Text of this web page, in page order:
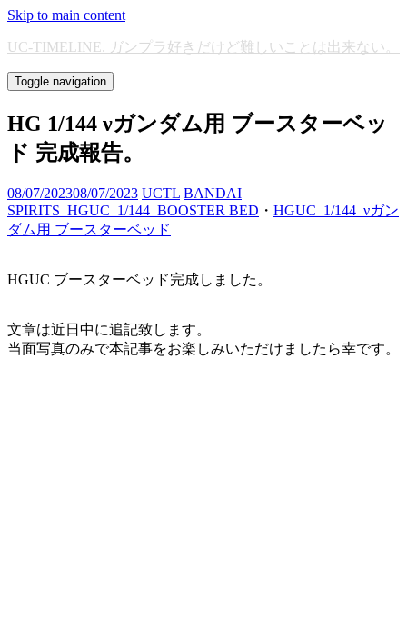
Skip to main content
UC-TIMELINE. ガンプラ好きだけど難しいことは出来ない。
Toggle navigation
HG 1/144 νガンダム用 ブースターベッ
ド 完成報告。
08/07/202308/07/2023 UCTL BANDAI
SPIRITS_HGUC_1/144_BOOSTER BED ・ HGUC_1/144_νガン
ダム用 ブースターベッド
HGUC ブースターベッド完成しました。
文章は近日中に追記致します。
当面写真のみで本記事をお楽しみいただけましたら幸です。